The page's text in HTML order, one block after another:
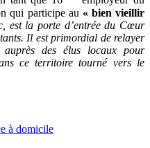
qui participe au « bien vieillir
est la porte d’entrée du Cœur
Il est primordial de relayer
des élus locaux pour
ce territoire tourné vers le
à domicile